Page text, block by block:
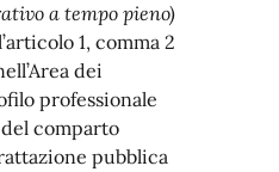
a tempo pieno)
1, comma 2
dei
professionale
comparto
pubblica